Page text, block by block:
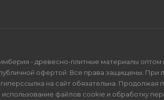
- древесно-плитные материалы оптом
офертой. Все права защищены. При
на сайт обязательна. Продолжая
файлов cookie и обработку